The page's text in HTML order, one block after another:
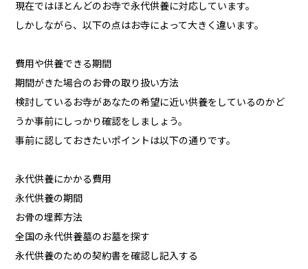
現在ではほとんどのお寺で永代供養に対応しています。
しかしながら、以下の点はお寺によって大きく違います。
費用や供養できる期間
期間がきた場合のお骨の取り扱い方法
検討しているお寺があなたの希望に近い供養をしているのかど
うか事前にしっかり確認をしましょう。
事前に認しておきたいポイントは以下の通りです。
永代供養にかかる費用
永代供養の期間
お骨の埋葬方法
全国の永代供養墓のお墓を探す
永代供養のための契約書を確認し記入する